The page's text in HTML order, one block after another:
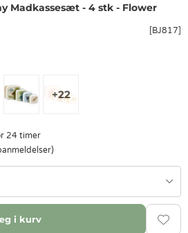
Madkassesæt - 4 stk - Flower
[BJ817]
24 timer
i kurv